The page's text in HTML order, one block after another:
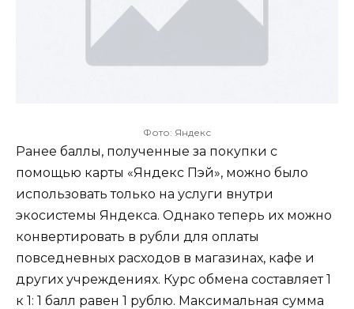
Фото: Яндекс
Ранее баллы, полученные за покупки с
помощью карты «Яндекс Пэй», можно было
использовать только на услуги внутри
экосистемы Яндекса. Однако теперь их можно
конвертировать в рубли для оплаты
повседневных расходов в магазинах, кафе и
других учреждениях. Курс обмена составляет 1
к 1: 1 балл равен 1 рублю. Максимальная сумма